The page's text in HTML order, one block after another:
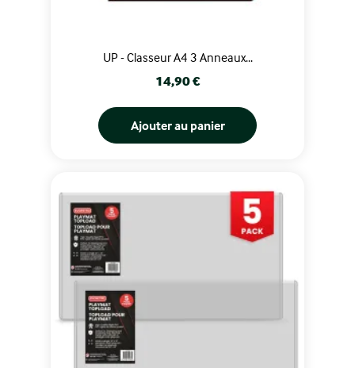
UP - Classeur A4 3 Anneaux...
Prix
14,90 €
Ajouter au panier